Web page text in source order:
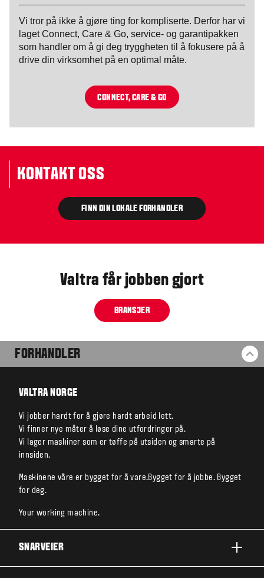
Vi tror på ikke å gjøre ting for kompliserte. Derfor har vi
laget Connect, Care & Go, service- og garantipakken
som handler om å gi deg tryggheten til å fokusere på å
drive din virksomhet på en optimal måte.
CONNECT, CARE & GO
KONTAKT OSS
FINN DIN LOKALE FORHANDLER
Valtra får jobben gjort
BRANSJER
FORHANDLER
VALTRA NORGE
Vi jobber hardt for å gjøre hardt arbeid lett.
Vi finner nye måter å løse dine utfordringer på.
Vi lager maskiner som er tøffe på utsiden og smarte på
innsiden.
Maskinene våre er bygget for å vare.Bygget for å jobbe. Bygget
for deg.
Your working machine.
SNARVEIER